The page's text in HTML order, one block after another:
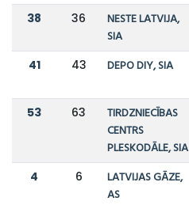
38 36
NESTE LATVIJA,
SIA
41 43 DEPO DIY, SIA
53 63
TIRDZNIECĪBAS
CENTRS
PLESKODĀLE, SIA
4 6
LATVIJAS GĀZE,
AS